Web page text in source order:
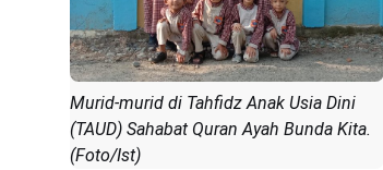
Murid-murid di Tahfidz Anak Usia Dini
(TAUD) Sahabat Quran Ayah Bunda Kita.
(Foto/Ist)